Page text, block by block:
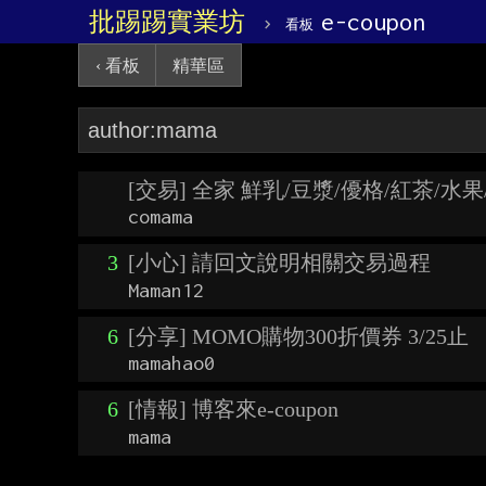
批踢踢實業坊 › 看板 e-coupon
‹ 看板 精華區
[交易] 全家 鮮乳/豆漿/優格/紅茶/水
comama
3 [小心] 請回文說明相關交易過程
Maman12
6 [分享] MOMO購物300折價券 3/25止
mamahao0
6 [情報] 博客來e-coupon
mama